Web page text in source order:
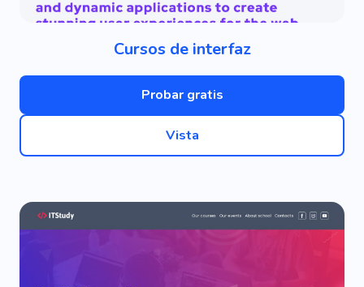
Cursos de interfaz
Probar gratis
Vista